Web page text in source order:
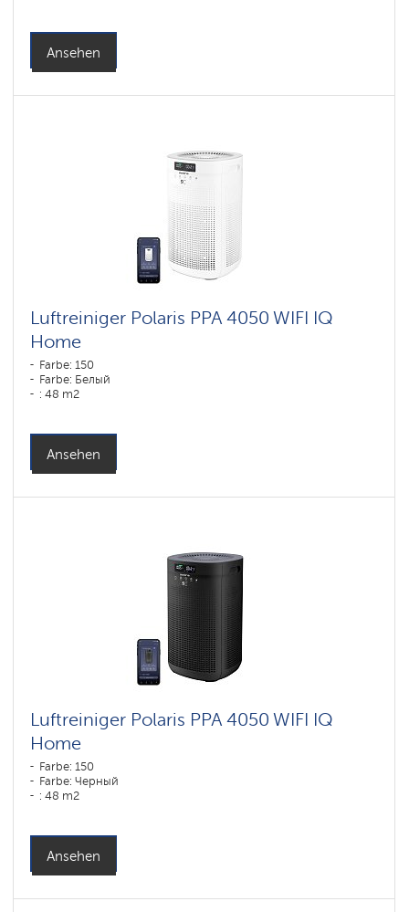
Ansehen
Luftreiniger Polaris PPA 4050 WIFI IQ
Home
Farbe: 150
Farbe: Белый
: 48 m2
Ansehen
Luftreiniger Polaris PPA 4050 WIFI IQ
Home
Farbe: 150
Farbe: Черный
: 48 m2
Ansehen